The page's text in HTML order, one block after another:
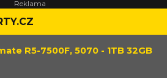
R5-7500F, 5070 - 1TB 32GB